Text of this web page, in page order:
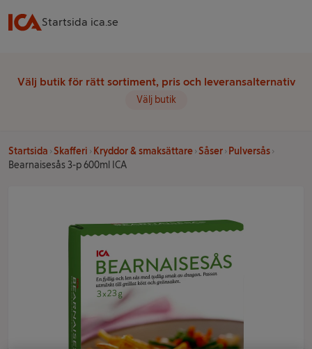
Startsida ica.se
Välj butik för rätt sortiment, pris och leveransalternativ
Välj butik
Startsida Skafferi Kryddor & smaksättare Såser
Pulversås
Bearnaisesås 3-p 600ml ICA